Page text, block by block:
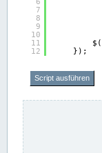
7
8
9
10
11
12
$(
});
Script ausführen